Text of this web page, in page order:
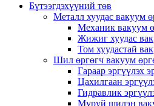
Бүтээгдэхүүний төв
Металл хуудас вакуум
Механик вакуум
Жижиг хуудас
Том хуудастай
Шил өргөгч вакуум
Гараар эргүүлэх
Цахилгаан
Гидравлик
Муруй шилэн